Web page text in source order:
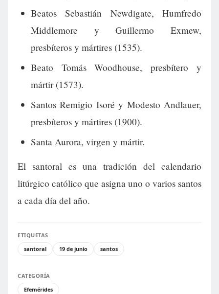
Beatos Sebastián Newdigate, Humfredo
Middlemore y Guillermo Exmew,
presbíteros y mártires (1535).
Beato Tomás Woodhouse, presbítero y
mártir (1573).
Santos Remigio Isoré y Modesto Andlauer,
presbíteros y mártires (1900).
Santa Aurora, virgen y mártir.
El santoral es una tradición del calendario
litúrgico católico que asigna uno o varios santos
a cada día del año.
ETIQUETAS
santoral
19 de junio santos
CATEGORÍA
Efemérides